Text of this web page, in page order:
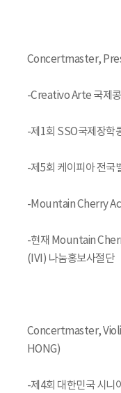
Concertmaster,
-Creativo Arte 국제
-제1회 SSO국제장학
-제5회 케이피아 전국
-Mountain Cherry
-현재 Mountain
(IVI) 나눔홍보사절단
Concertmaster,
HONG)
-제4회 대한민국 시니